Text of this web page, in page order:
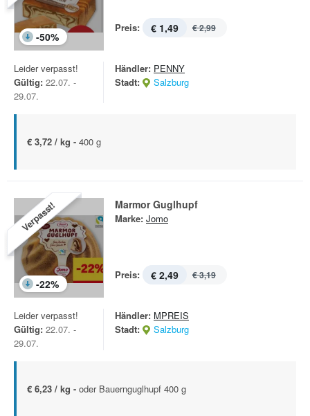
-50%
Preis: € 1,49 € 2,99
Leider verpasst!
Gültig: 22.07. -
29.07.
Händler: PENNY
Stadt:
Salzburg
€ 3,72 / kg - 400 g
Verpasst!
-22%
Marmor Guglhupf
Marke: Jomo
Preis: € 2,49 € 3,19
Leider verpasst!
Gültig: 22.07. -
29.07.
Händler: MPREIS
Stadt:
Salzburg
€ 6,23 / kg - oder Bauernguglhupf 400 g